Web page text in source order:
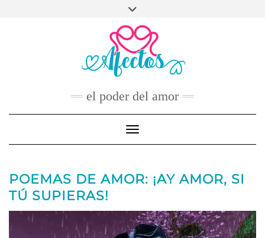
FACEBOOK
TWITTER
INSTAGRAM
PINTEREST
CONTACTO
el poder del amor
Toggle Navigation
POEMAS DE AMOR: ¡AY AMOR, SI
TÚ SUPIERAS!